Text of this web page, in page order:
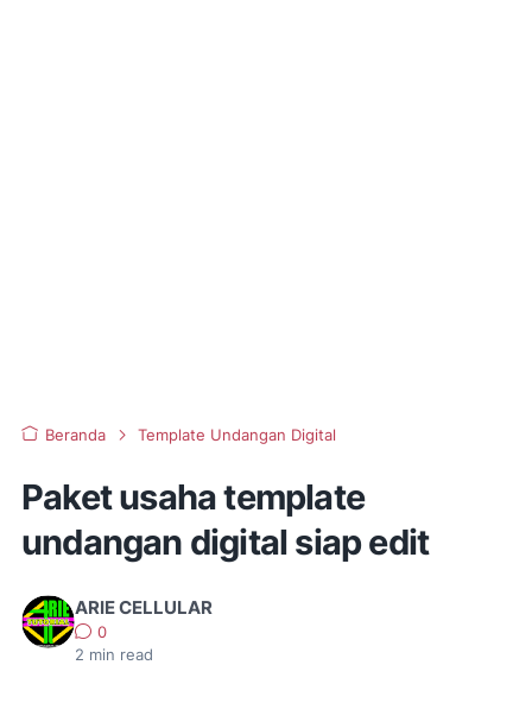
Beranda Template Undangan Digital
Paket usaha template
undangan digital siap edit
ARIE CELLULAR
0
2 min read